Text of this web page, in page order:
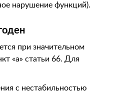
нарушение функций).
при значительном
«а» статьи 66. Для
с нестабильностью